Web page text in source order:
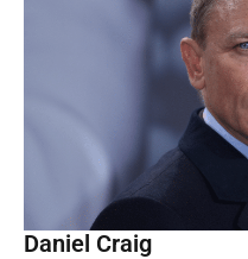
Daniel Craig